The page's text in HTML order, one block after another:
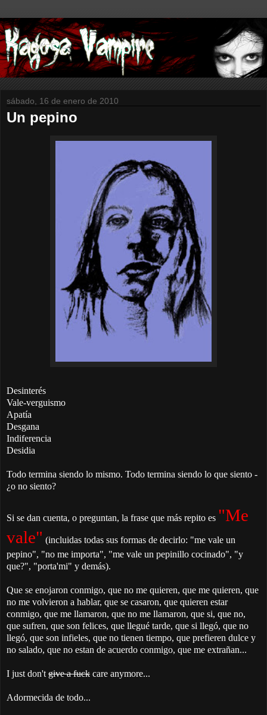
sábado, 16 de enero de 2010
Un pepino
Desinterés
Vale-verguismo
Apatía
Desgana
Indiferencia
Desidia
Todo termina siendo lo mismo. Todo termina siendo lo que siento -
¿o no siento?
Si se dan cuenta, o preguntan, la frase que más repito es "Me
vale" (incluidas todas sus formas de decirlo: "me vale un
pepino", "no me importa", "me vale un pepinillo cocinado", "y
que?", "porta'mi" y demás).
Que se enojaron conmigo, que no me quieren, que me quieren, que
no me volvieron a hablar, que se casaron, que quieren estar
conmigo, que me llamaron, que no me llamaron, que si, que no,
que sufren, que son felices, que llegué tarde, que si llegó, que no
llegó, que son infieles, que no tienen tiempo, que prefieren dulce y
no salado, que no estan de acuerdo conmigo, que me extrañan...
I just don't give a fuck care anymore...
Adormecida de todo...